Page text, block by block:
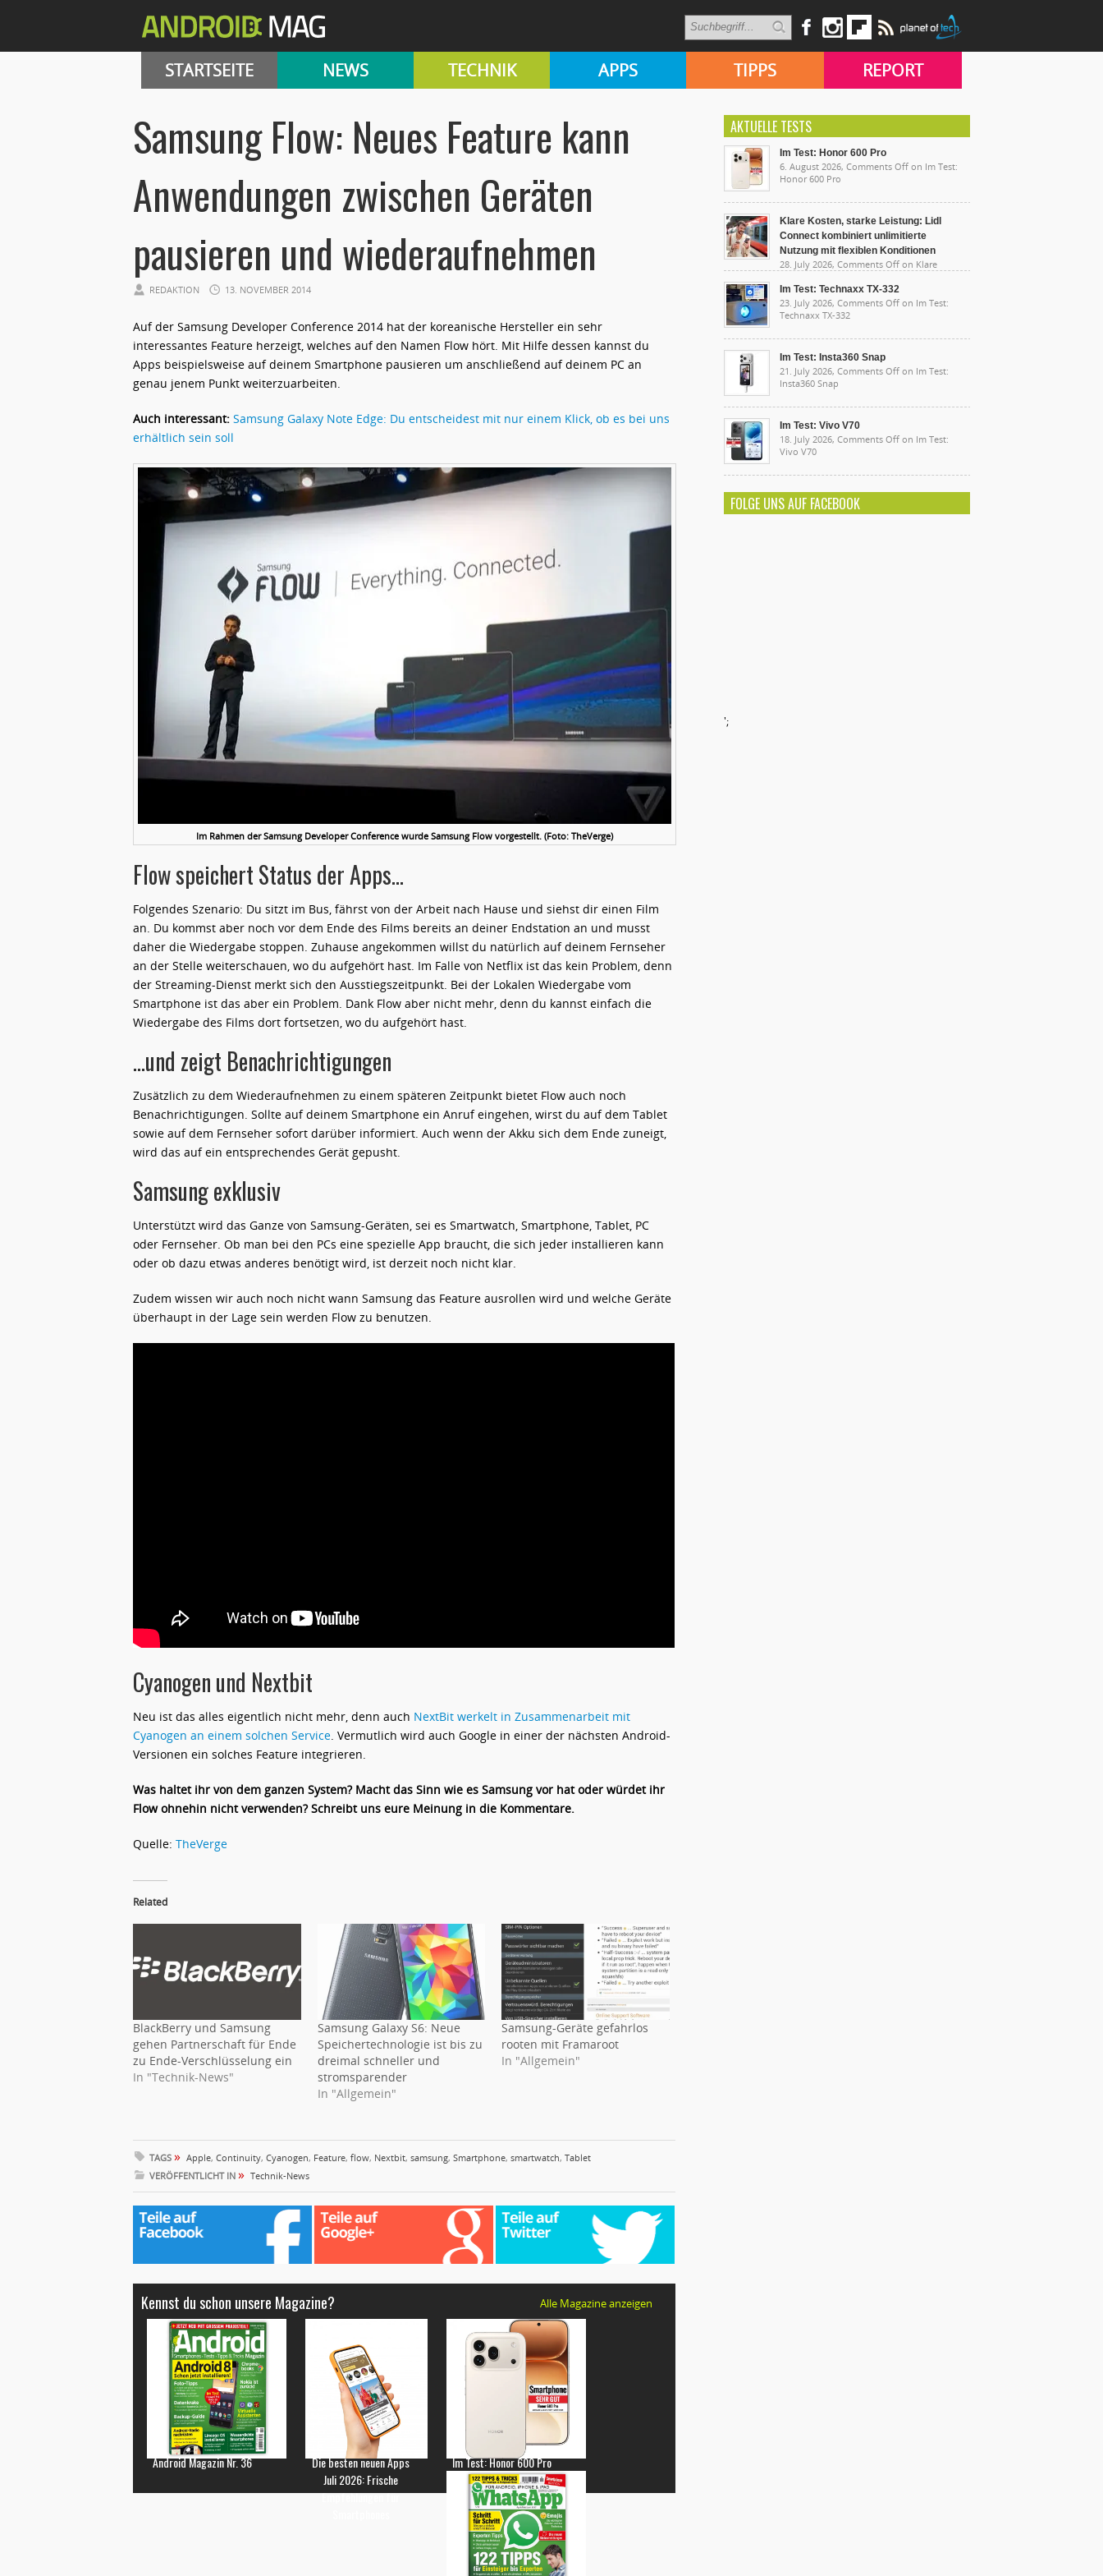
STARTSEITE NEWS TECHNIK APPS TIPPS REPORT
Samsung Flow: Neues Feature kann
Anwendungen zwischen Geräten
pausieren und wiederaufnehmen
REDAKTION 13. NOVEMBER 2014
Auf der Samsung Developer Conference 2014 hat der koreanische Hersteller ein sehr
interessantes Feature herzeigt, welches auf den Namen Flow hört. Mit Hilfe dessen kannst du
Apps beispielsweise auf deinem Smartphone pausieren um anschließend auf deinem PC an
genau jenem Punkt weiterzuarbeiten.
Auch interessant: Samsung Galaxy Note Edge: Du entscheidest mit nur einem Klick, ob es bei uns
erhältlich sein soll
Im Rahmen der Samsung Developer Conference wurde Samsung Flow vorgestellt. (Foto: TheVerge)
Flow speichert Status der Apps…
Folgendes Szenario: Du sitzt im Bus, fährst von der Arbeit nach Hause und siehst dir einen Film
an. Du kommst aber noch vor dem Ende des Films bereits an deiner Endstation an und musst
daher die Wiedergabe stoppen. Zuhause angekommen willst du natürlich auf deinem Fernseher
an der Stelle weiterschauen, wo du aufgehört hast. Im Falle von Netflix ist das kein Problem, denn
der Streaming-Dienst merkt sich den Ausstiegszeitpunkt. Bei der Lokalen Wiedergabe vom
Smartphone ist das aber ein Problem. Dank Flow aber nicht mehr, denn du kannst einfach die
Wiedergabe des Films dort fortsetzen, wo du aufgehört hast.
…und zeigt Benachrichtigungen
Zusätzlich zu dem Wiederaufnehmen zu einem späteren Zeitpunkt bietet Flow auch noch
Benachrichtigungen. Sollte auf deinem Smartphone ein Anruf eingehen, wirst du auf dem Tablet
sowie auf dem Fernseher sofort darüber informiert. Auch wenn der Akku sich dem Ende zuneigt,
wird das auf ein entsprechendes Gerät gepusht.
Samsung exklusiv
Unterstützt wird das Ganze von Samsung-Geräten, sei es Smartwatch, Smartphone, Tablet, PC
oder Fernseher. Ob man bei den PCs eine spezielle App braucht, die sich jeder installieren kann
oder ob dazu etwas anderes benötigt wird, ist derzeit noch nicht klar.
Zudem wissen wir auch noch nicht wann Samsung das Feature ausrollen wird und welche Geräte
überhaupt in der Lage sein werden Flow zu benutzen.
Cyanogen und Nextbit
Neu ist das alles eigentlich nicht mehr, denn auch NextBit werkelt in Zusammenarbeit mit
Cyanogen an einem solchen Service. Vermutlich wird auch Google in einer der nächsten Android-
Versionen ein solches Feature integrieren.
Was haltet ihr von dem ganzen System? Macht das Sinn wie es Samsung vor hat oder würdet ihr
Flow ohnehin nicht verwenden? Schreibt uns eure Meinung in die Kommentare.
Quelle: TheVerge
Related
BlackBerry und Samsung
gehen Partnerschaft für Ende
zu Ende-Verschlüsselung ein
In "Technik-News"
Samsung Galaxy S6: Neue
Speichertechnologie ist bis zu
dreimal schneller und
stromsparender
In "Allgemein"
Samsung-Geräte gefahrlos
rooten mit Framaroot
In "Allgemein"
TAGS » Apple, Continuity, Cyanogen, Feature, flow, Nextbit, samsung, Smartphone, smartwatch, Tablet
VERÖFFENTLICHT IN » Technik-News
Kennst du schon unsere Magazine? Alle Magazine anzeigen
Android Magazin Nr. 36
Die besten neuen Apps
Juli 2026: Frische
Empfehlungen für
Im Test: Honor 600 Pro
AKTUELLE TESTS
Im Test: Honor 600 Pro
6. August 2026, Comments Off on Im Test:
Honor 600 Pro
Klare Kosten, starke Leistung: Lidl
Connect kombiniert unlimitierte
Nutzung mit flexiblen Konditionen
28. July 2026, Comments Off on Klare
unlimitierte Nutzung mit flexiblen Konditionen
Im Test: Technaxx TX-332
23. July 2026, Comments Off on Im Test:
Technaxx TX-332
Im Test: Insta360 Snap
21. July 2026, Comments Off on Im Test:
Insta360 Snap
Im Test: Vivo V70
18. July 2026, Comments Off on Im Test:
Vivo V70
FOLGE UNS AUF FACEBOOK
';